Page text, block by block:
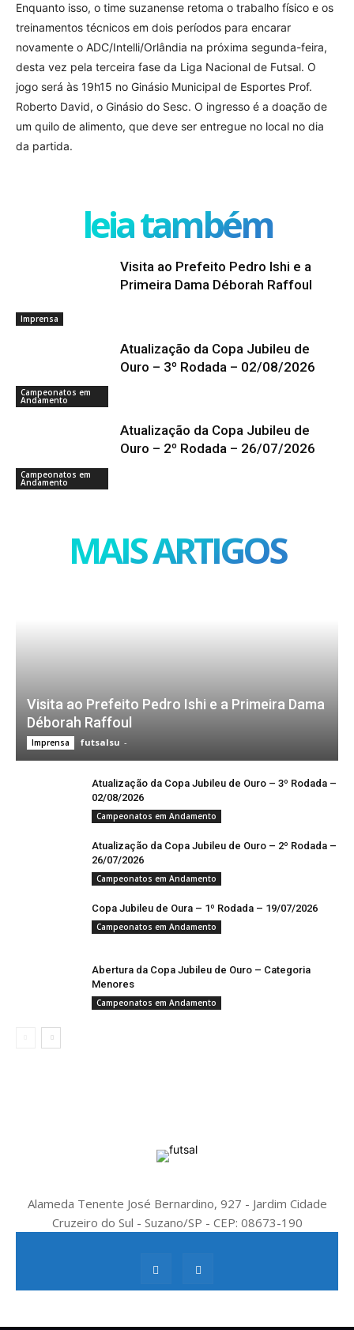
Enquanto isso, o time suzanense retoma o trabalho físico e os
treinamentos técnicos em dois períodos para encarar
novamente o ADC/Intelli/Orlândia na próxima segunda-feira,
desta vez pela terceira fase da Liga Nacional de Futsal. O
jogo será às 19h15 no Ginásio Municipal de Esportes Prof.
Roberto David, o Ginásio do Sesc. O ingresso é a doação de
um quilo de alimento, que deve ser entregue no local no dia
da partida.
leia também
Imprensa
Visita ao Prefeito Pedro Ishi e a
Primeira Dama Déborah Raffoul
Campeonatos em
Andamento
Atualização da Copa Jubileu de
Ouro – 3º Rodada – 02/08/2026
Campeonatos em
Andamento
Atualização da Copa Jubileu de
Ouro – 2º Rodada – 26/07/2026
MAIS ARTIGOS
Visita ao Prefeito Pedro Ishi e a Primeira Dama
Déborah Raffoul
Imprensa futsalsu -
Atualização da Copa Jubileu de Ouro – 3º Rodada –
02/08/2026
Campeonatos em Andamento
Atualização da Copa Jubileu de Ouro – 2º Rodada –
26/07/2026
Campeonatos em Andamento
Copa Jubileu de Oura – 1º Rodada – 19/07/2026
Campeonatos em Andamento
Abertura da Copa Jubileu de Ouro – Categoria
Menores
Campeonatos em Andamento
Alameda Tenente José Bernardino, 927 - Jardim Cidade
Cruzeiro do Sul - Suzano/SP - CEP: 08673-190